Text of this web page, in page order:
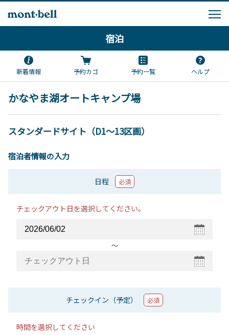
宿泊
新着情報 予約カゴ 予約一覧 ヘルプ
かなやま湖オートキャンプ場
スタンダードサイト（D1～13区画）
宿泊者情報の入力
日程 必須
チェックアウト日を選択してください。
〜
チェックイン（予定） 必須
時間を選択してください